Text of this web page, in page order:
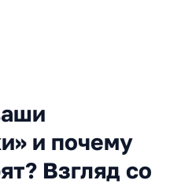
и почему
Взгляд со